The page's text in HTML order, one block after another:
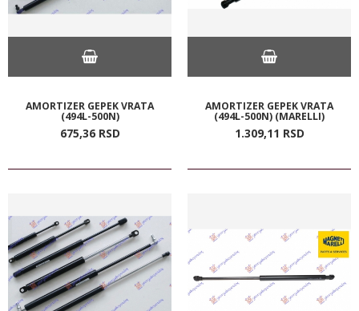
AMORTIZER GEPEK VRATA
(494L-500N)
675,36 RSD
AMORTIZER GEPEK VRATA
(494L-500N) (MARELLI)
1.309,11 RSD